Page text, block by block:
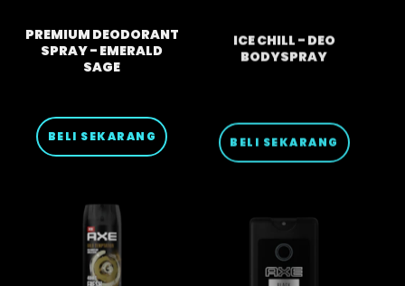
PREMIUM DEODORANT
SPRAY - EMERALD
SAGE
BELI SEKARANG
BODYSPRAY
BELI SEKARANG